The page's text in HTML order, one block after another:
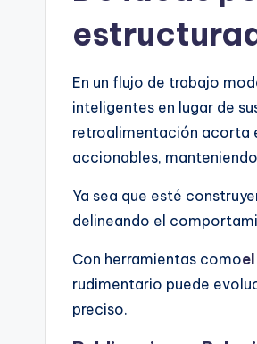
En un flujo de trabajo
inteligentes en lugar de
retroalimentación acorta
accionables,
Ya sea que esté
delineando el
Con herramientas como
rudimentario puede
preciso.